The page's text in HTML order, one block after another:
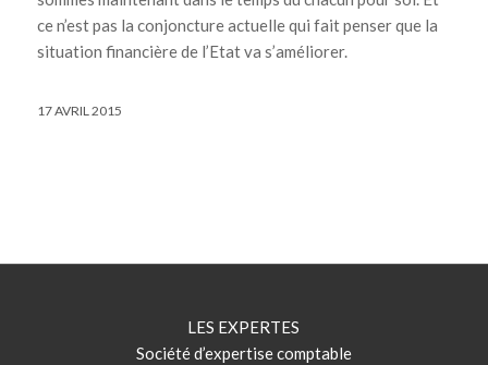
ce n’est pas la conjoncture actuelle qui fait penser que la
situation financière de l’Etat va s’améliorer.
17 AVRIL 2015
LES EXPERTES
Société d’expertise comptable